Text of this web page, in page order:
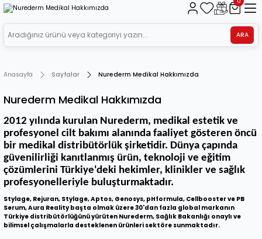
ARA
Anasayfa Sayfalar Nurederm Medikal Hakkımızda
Nurederm Medikal Hakkımızda
2012 yılında kurulan Nurederm, medikal estetik ve
profesyonel cilt bakımı alanında faaliyet gösteren öncü
bir medikal distribütörlük şirketidir. Dünya çapında
güvenilirliği kanıtlanmış ürün, teknoloji ve eğitim
çözümlerini Türkiye'deki hekimler, klinikler ve sağlık
profesyonelleriyle buluşturmaktadır.
Stylage, Rejuran, Stylage, Aptos, Genosys, pHformula, Cellbooster ve PB
Serum, Aura Reality başta olmak üzere 30'dan fazla global markanın
Türkiye distribütörlüğünü yürüten Nurederm, Sağlık Bakanlığı onaylı ve
bilimsel çalışmalarla desteklenen ürünleri sektöre sunmaktadır.